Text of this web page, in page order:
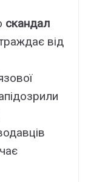
скандал
від